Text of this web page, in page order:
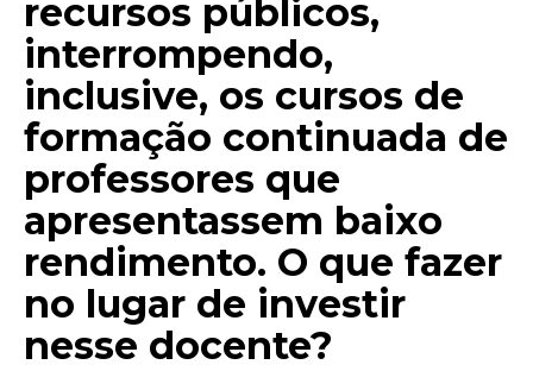
recursos públicos,
interrompendo,
inclusive, os cursos de
formação continuada de
professores que
apresentassem baixo
rendimento. O que fazer
no lugar de investir
nesse docente?